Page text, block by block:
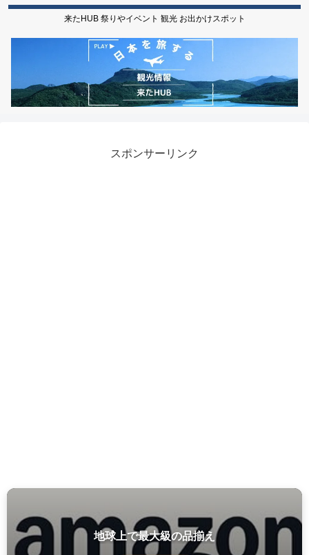
来たHUB 祭りやイベント 観光 お出かけスポット
スポンサーリンク
地球上で最大級の品揃え